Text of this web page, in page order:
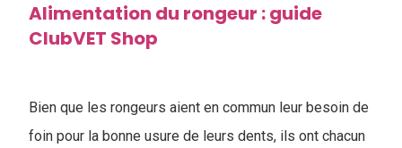
Alimentation du rongeur : guide
ClubVET Shop
Bien que les rongeurs aient en commun leur besoin de
foin pour la bonne usure de leurs dents, ils ont chacun